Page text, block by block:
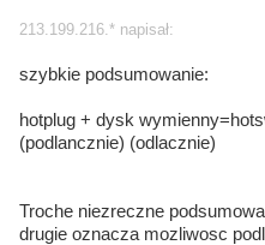
213.199.216.* napisał:
szybkie podsumowanie:
hotplug + dysk
(podlancznie) (odlacznie)
Troche niezreczne
drugie oznacza mozliwosc